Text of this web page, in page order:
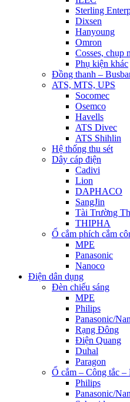
Sterling
Dixsen
Hanyoung
Omron
Cosses, chụp
Phụ kiện khác
Đồng thanh –
ATS, MTS, UPS
Socomec
Osemco
Havells
ATS Divec
ATS Shihlin
Hệ thống thu sét
Dây cáp điện
Cadivi
Lion
DAPHACO
SangJin
Tài Trường
THIPHA
Ổ cắm phích cắm
MPE
Panasonic
Nanoco
Điện dân dụng
Đèn chiếu sáng
MPE
Philips
Panasonic/
Rạng Đông
Điện Quang
Duhal
Paragon
Ổ cắm – Công tắc –
Philips
Panasonic/